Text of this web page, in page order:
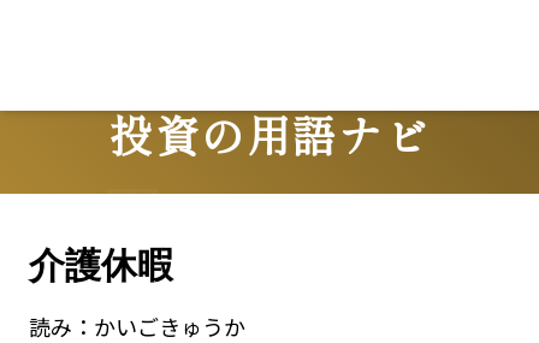
投資の用語ナビ
Terms
介護休暇
読み： かいごきゅうか